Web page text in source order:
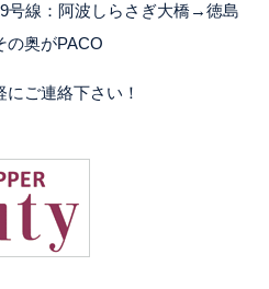
線：阿波しらさぎ大橋→徳島
の奥がPACO
ご連絡下さい！